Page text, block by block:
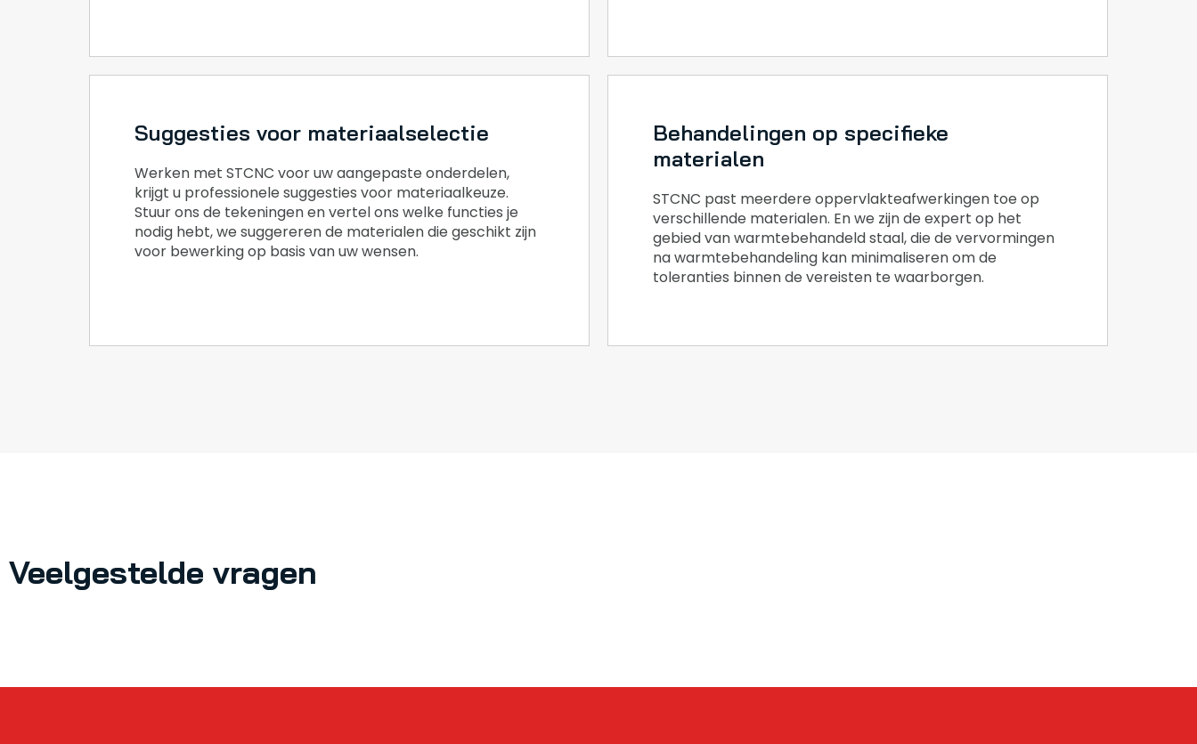
Suggesties voor materiaalselectie
Werken met STCNC voor uw aangepaste onderdelen,
krijgt u professionele suggesties voor materiaalkeuze.
Stuur ons de tekeningen en vertel ons welke functies je
nodig hebt, we suggereren de materialen die geschikt zijn
voor bewerking op basis van uw wensen.
Behandelingen op specifieke
materialen
STCNC past meerdere oppervlakteafwerkingen toe op
verschillende materialen. En we zijn de expert op het
gebied van warmtebehandeld staal, die de vervormingen
na warmtebehandeling kan minimaliseren om de
toleranties binnen de vereisten te waarborgen.
Veelgestelde vragen